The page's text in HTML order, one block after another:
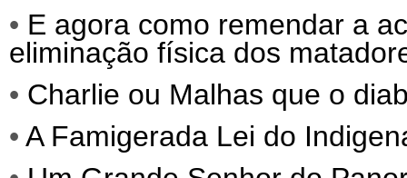
• E agora como remendar a
eliminação física dos
• Charlie ou Malhas que o
• A Famigerada Lei do